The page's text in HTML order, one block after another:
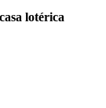
lotérica